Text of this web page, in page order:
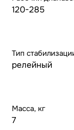
120-285
Тип
релейный
Масса, кг
7